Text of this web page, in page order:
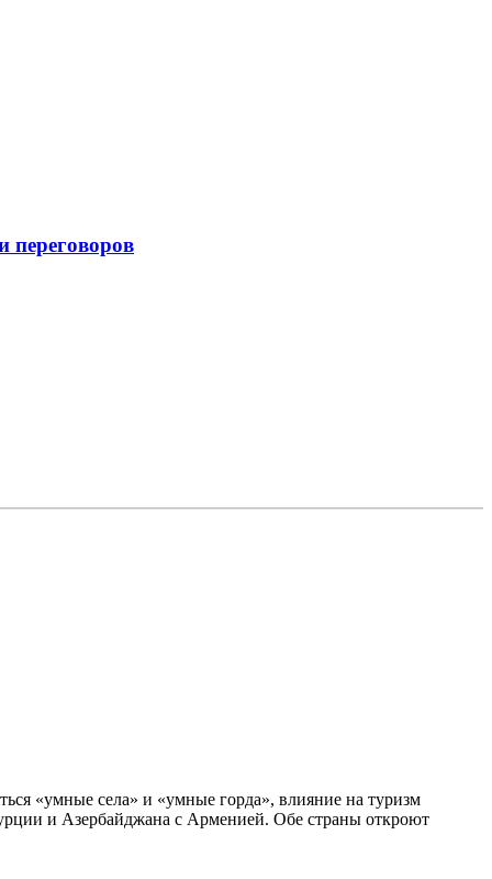
переговоров
«умные села» и «умные горда», влияние на туризм
и Азербайджана с Арменией. Обе страны откроют